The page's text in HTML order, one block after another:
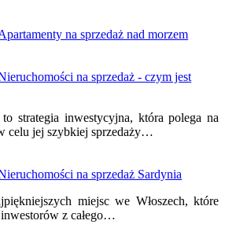
na sprzedaż nad morzem
na sprzedaż - czym jest
strategia inwestycyjna, która polega na
celu jej szybkiej sprzedaży…
na sprzedaż Sardynia
miejsc we Włoszech, które
z całego…